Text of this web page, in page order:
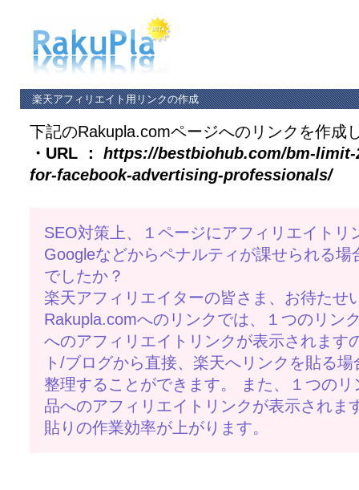
楽天アフィリエイト用リンクの作成
下記のRakupla.comページへのリンクを作成
・URL ：https://bestbiohub.com/bm-limit-
for-facebook-advertising-professionals/
SEO対策上、１ページにアフィリエイトリ
Googleなどからペナルティが課せられる
でしたか？
楽天アフィリエイターの皆さま、お待たせ
Rakupla.comへのリンクでは、１つのリン
へのアフィリエイトリンクが表示されます
ト/ブログから直接、楽天へリンクを貼る
整理することができます。 また、１つの
品へのアフィリエイトリンクが表示されま
貼りの作業効率が上がります。